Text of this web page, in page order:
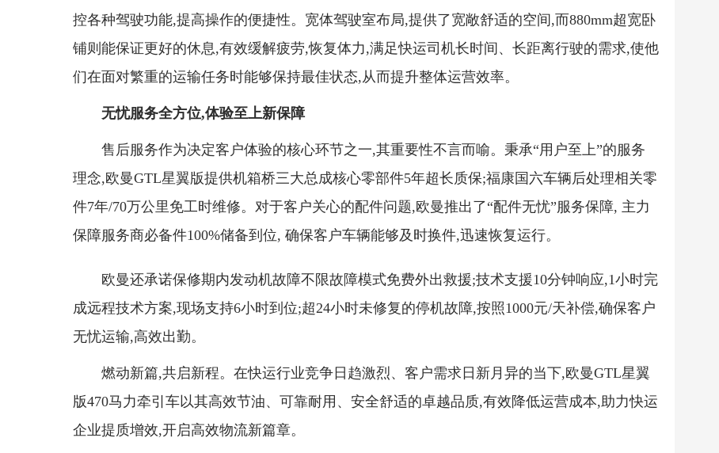
控各种驾驶功能,提高操作的便捷性。宽体驾驶室布局,提供了宽敞舒适的空间,而880mm超宽卧
铺则能保证更好的休息,有效缓解疲劳,恢复体力,满足快运司机长时间、长距离行驶的需求,使他
们在面对繁重的运输任务时能够保持最佳状态,从而提升整体运营效率。
无忧服务全方位,体验至上新保障
售后服务作为决定客户体验的核心环节之一,其重要性不言而喻。秉承“用户至上”的服务
理念,欧曼GTL星翼版提供机箱桥三大总成核心零部件5年超长质保;福康国六车辆后处理相关零
件7年/70万公里免工时维修。对于客户关心的配件问题,欧曼推出了“配件无忧”服务保障, 主力
保障服务商必备件100%储备到位, 确保客户车辆能够及时换件,迅速恢复运行。
欧曼还承诺保修期内发动机故障不限故障模式免费外出救援;技术支援10分钟响应,1小时完
成远程技术方案,现场支持6小时到位;超24小时未修复的停机故障,按照1000元/天补偿,确保客户
无忧运输,高效出勤。
燃动新篇,共启新程。在快运行业竞争日趋激烈、客户需求日新月异的当下,欧曼GTL星翼
版470马力牵引车以其高效节油、可靠耐用、安全舒适的卓越品质,有效降低运营成本,助力快运
企业提质增效,开启高效物流新篇章。